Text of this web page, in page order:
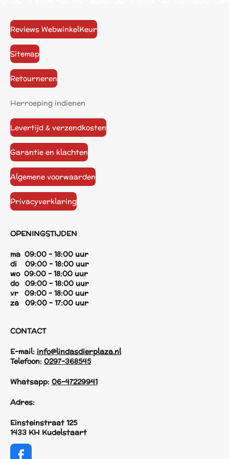
Reviews WebwinkelKeur
Sitemap
Retourneren
Herroeping indienen
Levertijd & verzendkosten
Garantie en klachten
Algemene voorwaarden
Privacyverklaring
OPENINGSTIJDEN
ma 09:00 - 18:00 uur
di 09:00 - 18:00 uur
wo 09:00 - 18:00 uur
do 09:00 - 18:00 uur
vr 09:00 - 18:00 uur
za 09:00 - 17:00 uur
CONTACT
E-mail: info@lindasdierplaza.nl
Telefoon: 0297-368545
Whatsapp: 06-47229941
Adres:
Einsteinstraat 125
1433 KH Kudelstaart